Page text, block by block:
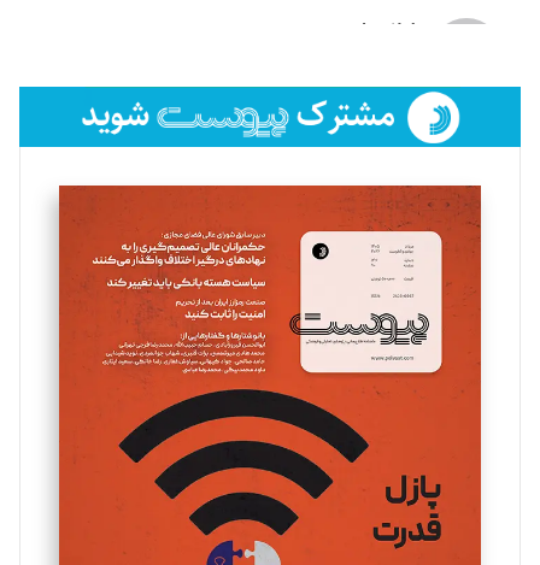
لیلا حنارود
فائزه فتحی رستمی
تحریریه
سروش کرمیان
تحریریه
مینا پاکدل
یسنا امان‌پور
تحریریه